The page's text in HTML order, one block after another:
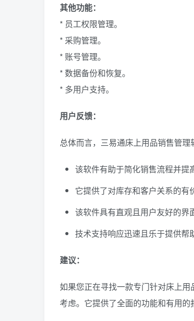
其他功能：
* 员工权限管理。
* 采购管理。
* 账号管理。
* 数据备份和恢复。
* 多用户支持。
用户反馈：
总体而言，三易通床上用品销售管理
该软件有助于简化销售流程并提
它提供了对库存和客户关系的有
该软件具有直观且用户友好的界
技术支持响应迅速且乐于提供帮
建议：
如果您正在寻找一款专门针对床上
考虑。它提供了全面的功能和有用的